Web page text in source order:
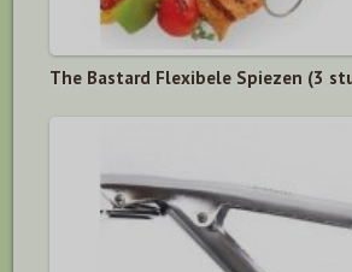
The Bastard Flexibele Spiezen (3